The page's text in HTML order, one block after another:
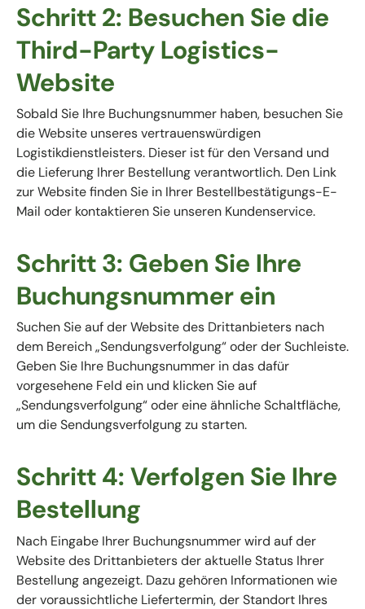
Schritt 2: Besuchen Sie die
Third-Party Logistics-
Website
Sobald Sie Ihre Buchungsnummer haben, besuchen Sie
die Website unseres vertrauenswürdigen
Logistikdienstleisters. Dieser ist für den Versand und
die Lieferung Ihrer Bestellung verantwortlich. Den Link
zur Website finden Sie in Ihrer Bestellbestätigungs-E-
Mail oder kontaktieren Sie unseren Kundenservice.
Schritt 3: Geben Sie Ihre
Buchungsnummer ein
Suchen Sie auf der Website des Drittanbieters nach
dem Bereich „Sendungsverfolgung“ oder der Suchleiste.
Geben Sie Ihre Buchungsnummer in das dafür
vorgesehene Feld ein und klicken Sie auf
„Sendungsverfolgung“ oder eine ähnliche Schaltfläche,
um die Sendungsverfolgung zu starten.
Schritt 4: Verfolgen Sie Ihre
Bestellung
Nach Eingabe Ihrer Buchungsnummer wird auf der
Website des Drittanbieters der aktuelle Status Ihrer
Bestellung angezeigt. Dazu gehören Informationen wie
der voraussichtliche Liefertermin, der Standort Ihres